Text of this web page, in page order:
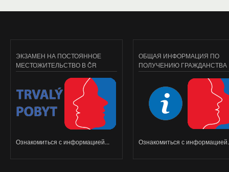
ЭКЗАМЕН НА ПОСТОЯННОЕ
МЕСТОЖИТЕЛЬСТВО В ČR
Ознакомиться с информацией...
ОБЩАЯ ИНФОРМАЦИЯ ПО
ПОЛУЧЕНИЮ ГРАЖДАНСТВА
Ознакомиться с